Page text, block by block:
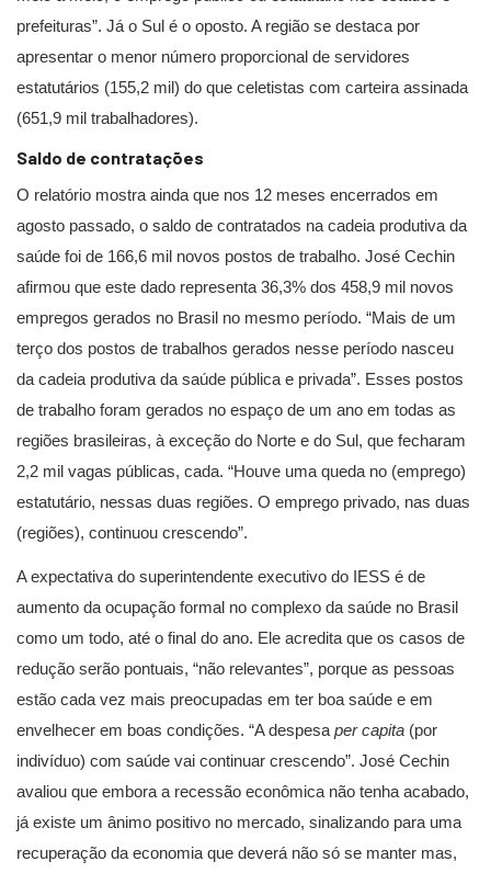
prefeituras”. Já o Sul é o oposto. A região se destaca por
apresentar o menor número proporcional de servidores
estatutários (155,2 mil) do que celetistas com carteira assinada
(651,9 mil trabalhadores).
Saldo de contratações
O relatório mostra ainda que nos 12 meses encerrados em
agosto passado, o saldo de contratados na cadeia produtiva da
saúde foi de 166,6 mil novos postos de trabalho. José Cechin
afirmou que este dado representa 36,3% dos 458,9 mil novos
empregos gerados no Brasil no mesmo período. “Mais de um
terço dos postos de trabalhos gerados nesse período nasceu
da cadeia produtiva da saúde pública e privada”. Esses postos
de trabalho foram gerados no espaço de um ano em todas as
regiões brasileiras, à exceção do Norte e do Sul, que fecharam
2,2 mil vagas públicas, cada. “Houve uma queda no (emprego)
estatutário, nessas duas regiões. O emprego privado, nas duas
(regiões), continuou crescendo”.
A expectativa do superintendente executivo do IESS é de
aumento da ocupação formal no complexo da saúde no Brasil
como um todo, até o final do ano. Ele acredita que os casos de
redução serão pontuais, “não relevantes”, porque as pessoas
estão cada vez mais preocupadas em ter boa saúde e em
envelhecer em boas condições. “A despesa per capita (por
indivíduo) com saúde vai continuar crescendo”. José Cechin
avaliou que embora a recessão econômica não tenha acabado,
já existe um ânimo positivo no mercado, sinalizando para uma
recuperação da economia que deverá não só se manter mas,